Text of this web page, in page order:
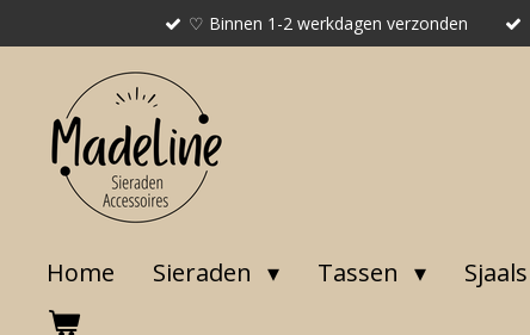
hoofdinhoud
♡ Binnen 1-2 werkdagen verzonden
Home Sieraden Tassen Sjaals